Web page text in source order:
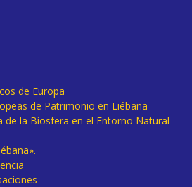
de Europa
de Patrimonio en Liébana
de la Biosfera en el Entorno Natural